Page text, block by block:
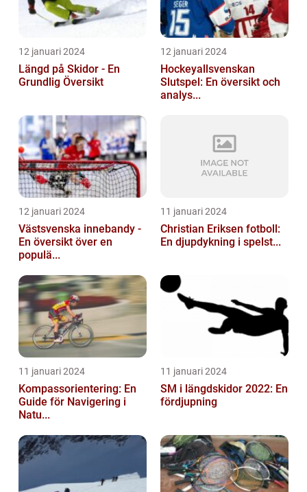
12 januari 2024
Längd på Skidor - En
Grundlig Översikt
12 januari 2024
Hockeyallsvenskan
Slutspel: En översikt och
analys...
12 januari 2024
Västsvenska innebandy -
En översikt över en
populä...
11 januari 2024
Christian Eriksen fotboll:
En djupdykning i spelst...
11 januari 2024
Kompassorientering: En
Guide för Navigering i
Natu...
11 januari 2024
SM i längdskidor 2022: En
fördjupning